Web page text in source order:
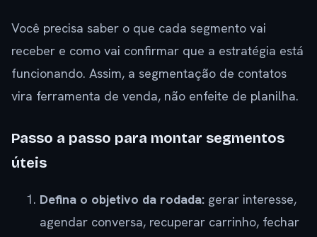
Você precisa saber o que cada segmento vai
receber e como vai confirmar que a estratégia está
funcionando. Assim, a segmentação de contatos
vira ferramenta de venda, não enfeite de planilha.
Passo a passo para montar segmentos
úteis
Defina o objetivo da rodada: gerar interesse,
agendar conversa, recuperar carrinho, fechar